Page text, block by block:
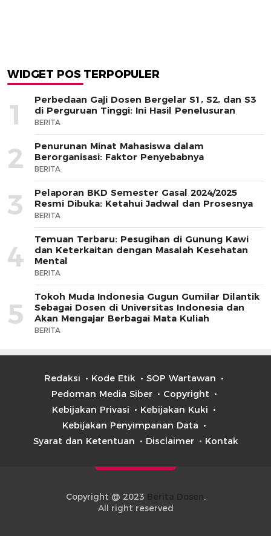
WIDGET POS TERPOPULER
1
Perbedaan Gaji Dosen Bergelar S1, S2, dan S3
di Perguruan Tinggi: Ini Hasil Penelusuran
BERITA
2
Penurunan Minat Mahasiswa dalam
Berorganisasi: Faktor Penyebabnya
BERITA
3
Pelaporan BKD Semester Gasal 2024/2025
Resmi Dibuka: Ketahui Jadwal dan Prosesnya
BERITA
4
Temuan Terbaru: Pesugihan di Gunung Kawi
dan Keterkaitan dengan Masalah Kesehatan
Mental
BERITA
5
Tokoh Muda Indonesia Gugun Gumilar Dilantik
Sebagai Dosen di Universitas Indonesia dan
Akan Mengajar Berbagai Mata Kuliah
BERITA
Redaksi Kode Etik
SOP Wartawan
Pedoman Media Siber
Copyright
Kebijakan Privasi
Kebijakan Kuki
Kebijakan Penyimpanan Data
Syarat dan Ketentuan
Disclaimer Kontak
Copyright @ 2023
.
All right reserved